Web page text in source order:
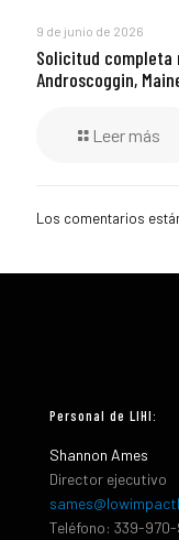
9 de junio de 2026
Solicitud completa
Androscoggin,
Leer más
Los comentarios
Personal de LIHI:
Shannon Ames
Director ejecutivo
Teléfono: 339-970-